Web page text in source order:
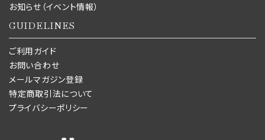
お知らせ（イベント情報）
GUIDELINES
ご利用ガイド
お問い合わせ
メールマガジン登録
特定商取引法について
プライバシーポリシー